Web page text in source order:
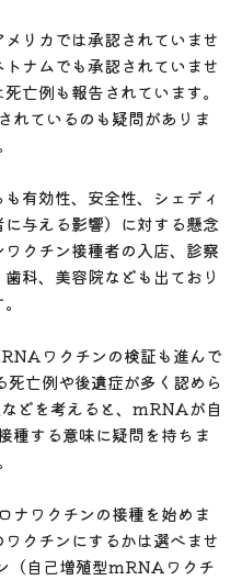
リカでは承認されていませ
ナムでも承認されていませ
亡例も報告されています。
れているのも疑問がありま
有効性、安全性、シェディ
与える影響）に対する懸念
クチン接種者の入店、診察
科、美容院なども出ており
ワクチンの検証も進んで
亡例や後遺症が多く認めら
どを考えると、mRNAが自
種する意味に疑問を持ちま
ナワクチンの接種を始めま
クチンにするかは選べませ
（自己増殖型mRNAワクチ